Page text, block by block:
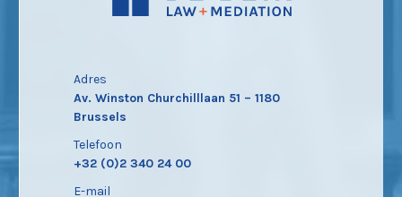
Adres
Av. Winston Churchilllaan 51 – 1180
Brussels
Telefoon
+32 (0)2 340 24 00
E-mail